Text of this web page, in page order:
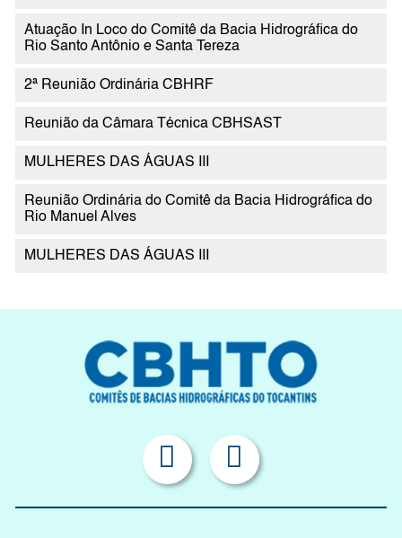
Atuação In Loco do Comitê da Bacia Hidrográfica do
Rio Santo Antônio e Santa Tereza
2ª Reunião Ordinária CBHRF
Reunião da Câmara Técnica CBHSAST
MULHERES DAS ÁGUAS III
Reunião Ordinária do Comitê da Bacia Hidrográfica do
Rio Manuel Alves
MULHERES DAS ÁGUAS III